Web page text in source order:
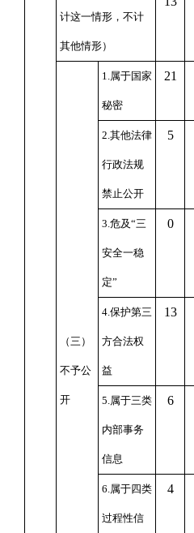
计这一情形，不计
其他情形）
（三）
不予公
开
1.属于国家
秘密
21
2.其他法律
行政法规
禁止公开
5
3.危及“三
安全一稳
定”
0
4.保护第三
方合法权
益
13
5.属于三类
内部事务
信息
6
6.属于四类
过程性信
4